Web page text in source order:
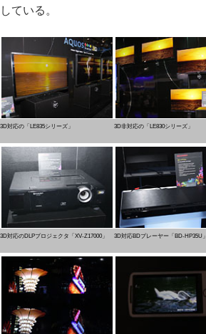
している。
3D対応の「LE835シリーズ」 3D非対応の「LE830シリーズ」
3D対応のDLPプロジェクタ「XV-Z17000」 3D対応BDプレーヤー「BD-HP35U」